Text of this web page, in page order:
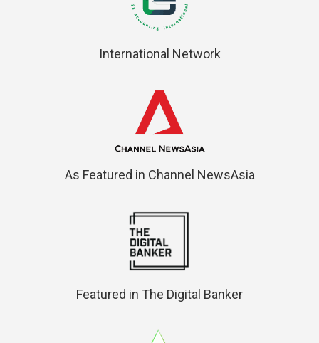
International Network
As Featured in Channel NewsAsia
Featured in The Digital Banker